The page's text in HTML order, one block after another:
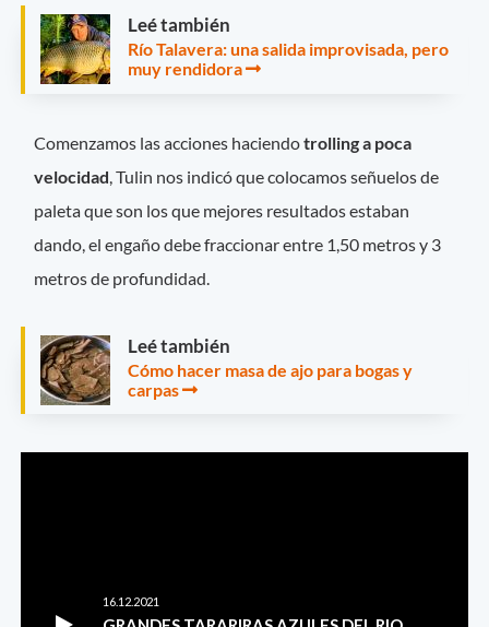
Leé también
Río Talavera: una salida improvisada, pero
muy rendidora
Comenzamos las acciones haciendotrolling a poca
velocidad , Tulin nos indicó que colocamos señuelos de
paleta que son los que mejores resultados estaban
dando, el engaño debe fraccionar entre 1,50 metros y 3
metros de profundidad.
Leé también
Cómo hacer masa de ajo para bogas y
carpas